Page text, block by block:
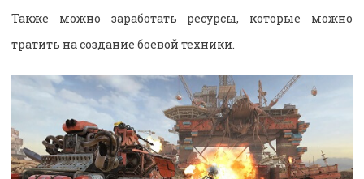
Также можно заработать ресурсы, которые можно
тратить на создание боевой техники.